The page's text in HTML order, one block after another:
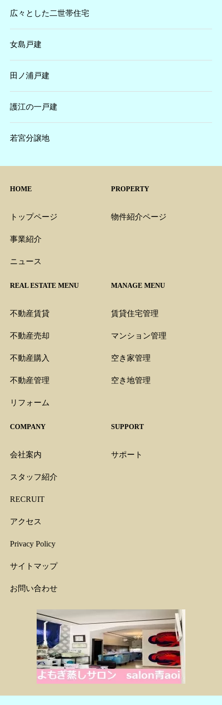
広々とした二世帯住宅
女島戸建
田ノ浦戸建
護江の一戸建
若宮分譲地
HOME
トップページ
事業紹介
ニュース
PROPERTY
物件紹介ページ
REAL ESTATE MENU
不動産賃貸
不動産売却
不動産購入
不動産管理
リフォーム
MANAGE MENU
賃貸住宅管理
マンション管理
空き家管理
空き地管理
COMPANY
会社案内
スタッフ紹介
RECRUIT
アクセス
Privacy Policy
サイトマップ
お問い合わせ
SUPPORT
サポート